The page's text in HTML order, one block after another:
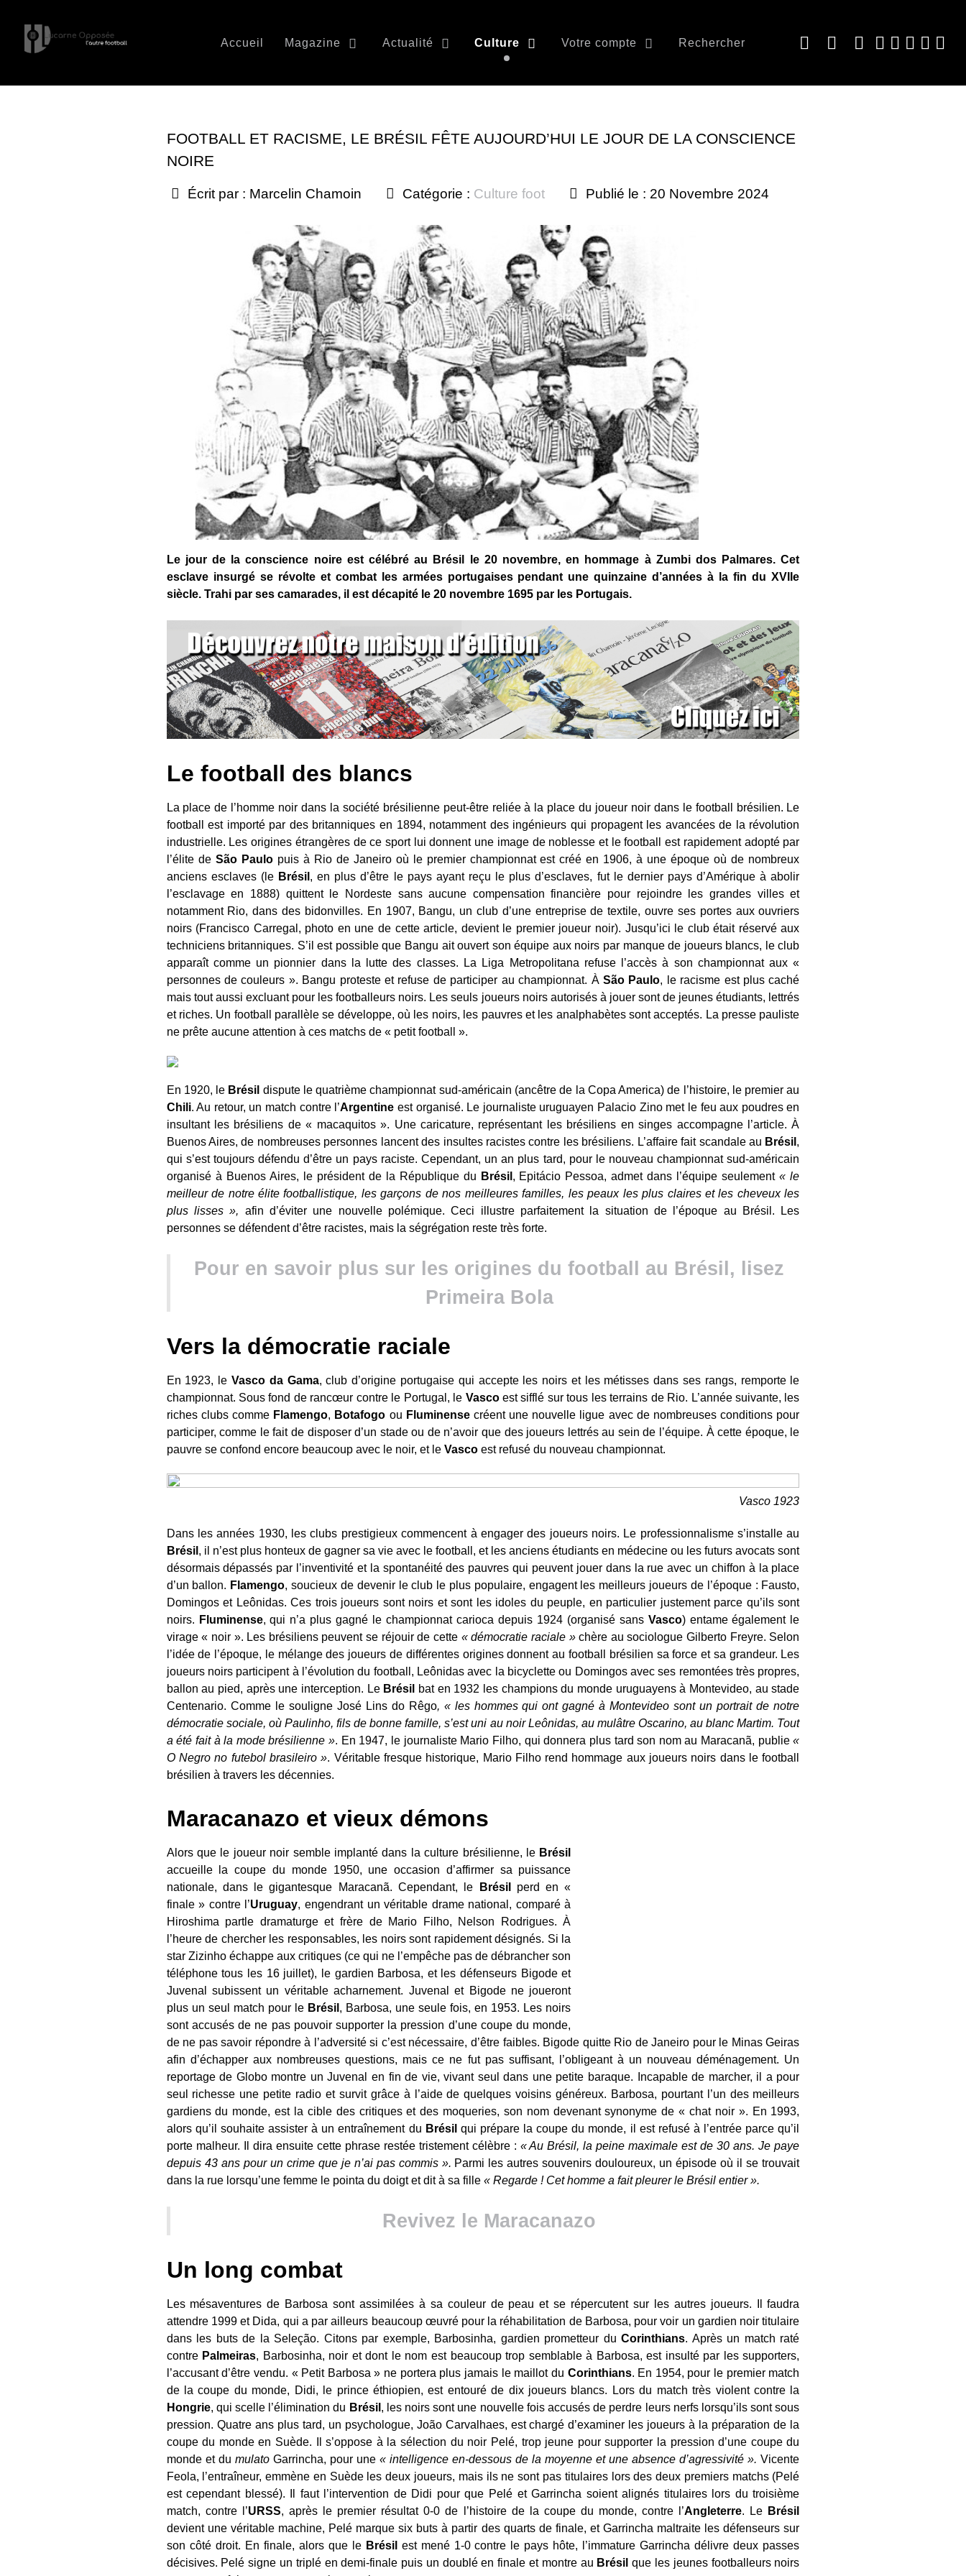
Accueil Magazine Actualité Culture Votre compte Rechercher
FOOTBALL ET RACISME, LE BRÉSIL FÊTE AUJOURD’HUI LE JOUR DE LA CONSCIENCE
NOIRE
Écrit par : Marcelin Chamoin Catégorie : Culture foot Publié le : 20 Novembre 2024
Le jour de la conscience noire est célébré au Brésil le 20 novembre, en hommage à Zumbi dos Palmares. Cet
esclave insurgé se révolte et combat les armées portugaises pendant une quinzaine d’années à la fin du XVIIe
siècle. Trahi par ses camarades, il est décapité le 20 novembre 1695 par les Portugais.
Le football des blancs
La place de l’homme noir dans la société brésilienne peut-être reliée à la place du joueur noir dans le football brésilien. Le
football est importé par des britanniques en 1894, notamment des ingénieurs qui propagent les avancées de la révolution
industrielle. Les origines étrangères de ce sport lui donnent une image de noblesse et le football est rapidement adopté par
l’élite de São Paulopuis à Rio de Janeiro où le premier championnat est créé en 1906, à une époque où de nombreux
anciens esclaves (le Brésil , en plus d’être le pays ayant reçu le plus d’esclaves, fut le dernier pays d’Amérique à abolir
l’esclavage en 1888) quittent le Nordeste sans aucune compensation financière pour rejoindre les grandes villes et
notamment Rio, dans des bidonvilles. En 1907, Bangu, un club d’une entreprise de textile, ouvre ses portes aux ouvriers
noirs (Francisco Carregal, photo en une de cette article, devient le premier joueur noir). Jusqu’ici le club était réservé aux
techniciens britanniques. S’il est possible que Bangu ait ouvert son équipe aux noirs par manque de joueurs blancs, le club
apparaît comme un pionnier dans la lutte des classes. La Liga Metropolitana refuse l’accès à son championnat aux «
personnes de couleurs ». Bangu proteste et refuse de participer au championnat. À São Paulo, le racisme est plus caché
mais tout aussi excluant pour les footballeurs noirs. Les seuls joueurs noirs autorisés à jouer sont de jeunes étudiants, lettrés
et riches. Un football parallèle se développe, où les noirs, les pauvres et les analphabètes sont acceptés. La presse pauliste
ne prête aucune attention à ces matchs de « petit football ».
En 1920, le Brésil dispute le quatrième championnat sud-américain (ancêtre de la Copa America) de l’histoire, le premier au
Chili. Au retour, un match contre l’Argentine est organisé. Le journaliste uruguayen Palacio Zino met le feu aux poudres en
insultant les brésiliens de « macaquitos ». Une caricature, représentant les brésiliens en singes accompagne l’article. À
Buenos Aires, de nombreuses personnes lancent des insultes racistes contre les brésiliens. L’affaire fait scandale au Brésil ,
qui s’est toujours défendu d’être un pays raciste. Cependant, un an plus tard, pour le nouveau championnat sud-américain
organisé à Buenos Aires, le président de la République du Brésil , Epitácio Pessoa, admet dans l’équipe seulement« le
meilleur de notre élite footballistique, les garçons de nos meilleures familles, les peaux les plus claires et les cheveux les
plus lisses », afin d’éviter une nouvelle polémique. Ceci illustre parfaitement la situation de l’époque au Brésil. Les
personnes se défendent d’être racistes, mais la ségrégation reste très forte.
Pour en savoir plus sur les origines du football au Brésil, lisez
Primeira Bola
Vers la démocratie raciale
En 1923, le Vasco da Gama, club d’origine portugaise qui accepte les noirs et les métisses dans ses rangs, remporte le
championnat. Sous fond de rancœur contre le Portugal, le Vascoest sifflé sur tous les terrains de Rio. L’année suivante, les
riches clubs comme Flamengo, Botafogo ou Fluminensecréent une nouvelle ligue avec de nombreuses conditions pour
participer, comme le fait de disposer d’un stade ou de n’avoir que des joueurs lettrés au sein de l’équipe. À cette époque, le
pauvre se confond encore beaucoup avec le noir, et le Vascoest refusé du nouveau championnat.
Vasco 1923
Dans les années 1930, les clubs prestigieux commencent à engager des joueurs noirs. Le professionnalisme s’installe au
Brésil , il n’est plus honteux de gagner sa vie avec le football, et les anciens étudiants en médecine ou les futurs avocats sont
désormais dépassés par l’inventivité et la spontanéité des pauvres qui peuvent jouer dans la rue avec un chiffon à la place
d’un ballon. Flamengo, soucieux de devenir le club le plus populaire, engagent les meilleurs joueurs de l’époque : Fausto,
Domingos et Leônidas. Ces trois joueurs sont noirs et sont les idoles du peuple, en particulier justement parce qu’ils sont
noirs. Fluminense, qui n’a plus gagné le championnat carioca depuis 1924 (organisé sans Vasco) entame également le
virage « noir ». Les brésiliens peuvent se réjouir de cette « démocratie raciale »chère au sociologue Gilberto Freyre. Selon
l’idée de l’époque, le mélange des joueurs de différentes origines donnent au football brésilien sa force et sa grandeur. Les
joueurs noirs participent à l’évolution du football, Leônidas avec la bicyclette ou Domingos avec ses remontées très propres,
ballon au pied, après une interception. Le Brésil
bat en 1932 les champions du monde uruguayens à Montevideo, au stade
Centenario. Comme le souligne José Lins do Rêgo, « les hommes qui ont gagné à Montevideo sont un portrait de notre
démocratie sociale, où Paulinho, fils de bonne famille, s’est uni au noir Leônidas, au mulâtre Oscarino, au blanc Martim. Tout
a été fait à la mode brésilienne ». En 1947, le journaliste Mario Filho, qui donnera plus tard son nom au Maracanã, publie«
O Negro no futebol brasileiro ». Véritable fresque historique, Mario Filho rend hommage aux joueurs noirs dans le football
brésilien à travers les décennies.
Maracanazo et vieux démons
Alors que le joueur noir semble implanté dans la culture brésilienne, le Brésil
accueille la coupe du monde 1950, une occasion d’affirmer sa puissance
nationale, dans le gigantesque Maracanã. Cependant, le
Brésil
perd en «
finale » contre l’Uruguay, engendrant un véritable drame national, comparé à
Hiroshima partle dramaturge et frère de Mario Filho, Nelson Rodrigues. À
l’heure de chercher les responsables, les noirs sont rapidement désignés. Si la
star Zizinho échappe aux critiques (ce qui ne l’empêche pas de débrancher son
téléphone tous les 16 juillet), le gardien Barbosa, et les défenseurs Bigode et
Juvenal subissent un véritable acharnement. Juvenal et Bigode ne joueront
plus un seul match pour le Brésil , Barbosa, une seule fois, en 1953. Les noirs
sont accusés de ne pas pouvoir supporter la pression d’une coupe du monde,
de ne pas savoir répondre à l’adversité si c’est nécessaire, d’être faibles. Bigode quitte Rio de Janeiro pour le Minas Geiras
afin d’échapper aux nombreuses questions, mais ce ne fut pas suffisant, l’obligeant à un nouveau déménagement. Un
reportage de Globo montre un Juvenal en fin de vie, vivant seul dans une petite baraque. Incapable de marcher, il a pour
seul richesse une petite radio et survit grâce à l’aide de quelques voisins généreux. Barbosa, pourtant l’un des meilleurs
gardiens du monde, est la cible des critiques et des moqueries, son nom devenant synonyme de « chat noir ». En 1993,
alors qu’il souhaite assister à un entraînement du Brésil qui prépare la coupe du monde, il est refusé à l’entrée parce qu’il
porte malheur. Il dira ensuite cette phrase restée tristement célèbre : « Au Brésil, la peine maximale est de 30 ans. Je paye
depuis 43 ans pour un crime que je n’ai pas commis ». Parmi les autres souvenirs douloureux, un épisode où il se trouvait
dans la rue lorsqu’une femme le pointa du doigt et dit à sa fille « Regarde ! Cet homme a fait pleurer le Brésil entier ».
Revivez le Maracanazo
Un long combat
Les mésaventures de Barbosa sont assimilées à sa couleur de peau et se répercutent sur les autres joueurs. Il faudra
attendre 1999 et Dida, qui a par ailleurs beaucoup œuvré pour la réhabilitation de Barbosa, pour voir un gardien noir titulaire
dans les buts de la Seleção. Citons par exemple, Barbosinha, gardien prometteur duCorinthians. Après un match raté
contre Palmeiras, Barbosinha, noir et dont le nom est beaucoup trop semblable à Barbosa, est insulté par les supporters,
l’accusant d’être vendu. « Petit Barbosa » ne portera plus jamais le maillot du Corinthians. En 1954, pour le premier match
de la coupe du monde, Didi, le prince éthiopien, est entouré de dix joueurs blancs. Lors du match très violent contre la
Hongrie, qui scelle l’élimination du Brésil , les noirs sont une nouvelle fois accusés de perdre leurs nerfs lorsqu’ils sont sous
pression. Quatre ans plus tard, un psychologue, João Carvalhaes, est chargé d’examiner les joueurs à la préparation de la
coupe du monde en Suède. Il s’oppose à la sélection du noir Pelé, trop jeune pour supporter la pression d’une coupe du
monde et du mulatoGarrincha, pour une « intelligence en-dessous de la moyenne et une absence d’agressivité ».Vicente
Feola, l’entraîneur, emmène en Suède les deux joueurs, mais ils ne sont pas titulaires lors des deux premiers matchs (Pelé
est cependant blessé). Il faut l’intervention de Didi pour que Pelé et Garrincha soient alignés titulaires lors du troisième
match, contre l’URSS, après le premier résultat 0-0 de l’histoire de la coupe du monde, contre l’Angleterre. Le Brésil
devient une véritable machine, Pelé marque six buts à partir des quarts de finale, et Garrincha maltraite les défenseurs sur
son côté droit. En finale, alors que le Brésil est mené 1-0 contre le pays hôte, l’immature Garrincha délivre deux passes
décisives. Pelé signe un triplé en demi-finale puis un doublé en finale et montre au Brésil que les jeunes footballeurs noirs